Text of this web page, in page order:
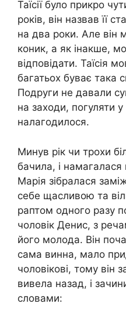
Таїсії було прикро
років, він назвав її
на два роки. Але він
коник, а як інакше,
відповідати. Таїсія
багатьох буває така
Подруги не давали
на заходи, погуляти у
налагодилося.
Минув рік чи трохи
бачила, і намагалася
Марія зібралася
себе щасливою та
раптом одного разу
чоловік Денис, з
його молода. Він
сама винна, мало
чоловікові, тому він
вивела назад, і
словами: